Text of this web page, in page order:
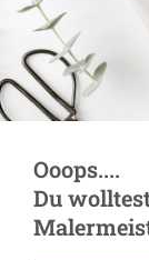
Ooops....
Du